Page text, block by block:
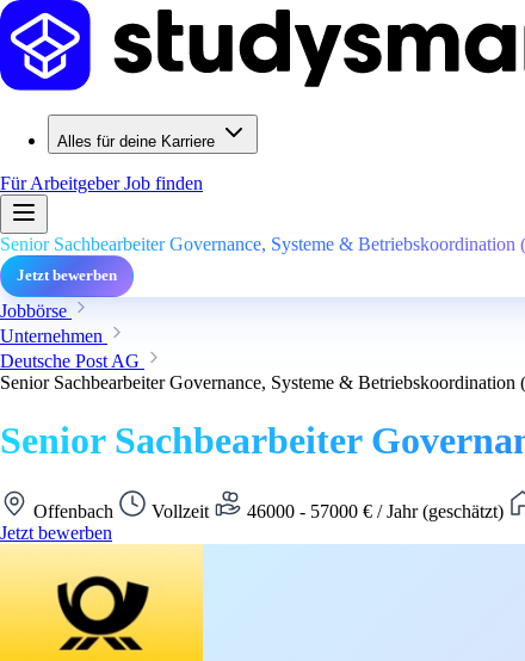
Alles für deine Karriere
Für ArbeitgeberJob finden
Senior Sachbearbeiter Governance, Systeme & Betriebskoordination
Jetzt bewerben
Jobbörse
Unternehmen
Deutsche Post AG
Senior Sachbearbeiter Governance, Systeme & Betriebskoordination
Senior Sachbearbeiter
Offenbach Vollzeit 46000 - 57000 € / Jahr (geschätzt)
Jetzt bewerben